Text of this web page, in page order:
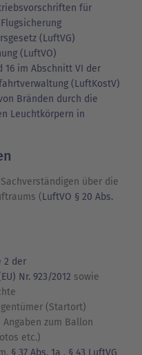
für
(LuftVG)
(LuftVO)
16 im Abschnitt VI der
(LuftKostV)
Bränden durch die
Leuchtkörpern in
über die
(LuftVO § 20 Abs.
2 der
Nr. 923/2012 sowie
(Startort)
zum Ballon
etc.)